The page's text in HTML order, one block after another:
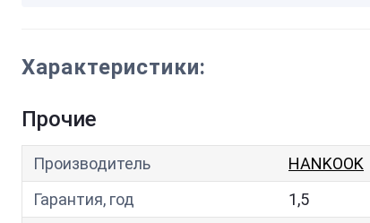
Характеристики:
Прочие
Производитель
HANKOOK
Гарантия, год
1,5